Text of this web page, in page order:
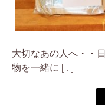
大切なあの人へ・・
物を一緒に […]